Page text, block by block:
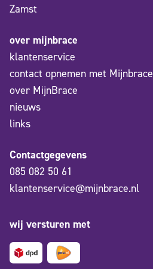
Zamst
over mijnbrace
klantenservice
contact opnemen met Mijnbrace
over MijnBrace
nieuws
links
Contactgegevens
085 082 50 61
klantenservice@mijnbrace.nl
wij versturen met